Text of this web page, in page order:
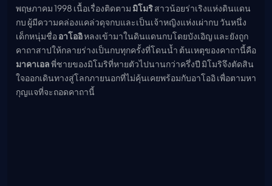
พฤษภาคม 1998 เนื้อเรื่องติดตาม มิโมริสาวน้อยร่าเริงแห่งดินแดน
กบ ผู้มีความคล่องแคล่วดุจกบและเป็นเจ้าหญิงแห่งเผ่ากบ วันหนึ่ง
เด็กหนุ่มชื่ออาโออิหลงเข้ามาในดินแดนกบโดยบังเอิญ และยังถูก
คาถาสาปให้กลายร่างเป็นกบทุกครั้งที่โดนน้ำ ต้นเหตุของคาถานี้คือ
มาคาเอลพี่ชายของมิโมริที่หายตัวไปนานกว่าครึ่งปี มิโมริจึงตัดสิน
ใจออกเดินทางสู่โลกภายนอกที่ไม่คุ้นเคยพร้อมกับอาโออิ เพื่อตามหา
กุญแจที่จะถอดคาถานี้